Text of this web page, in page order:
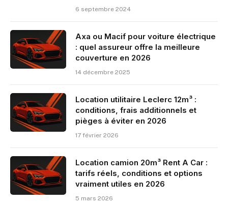
6 septembre 2024
Axa ou Macif pour voiture électrique
: quel assureur offre la meilleure
couverture en 2026
14 décembre 2025
Location utilitaire Leclerc 12m³ :
conditions, frais additionnels et
pièges à éviter en 2026
17 février 2026
Location camion 20m³ Rent A Car :
tarifs réels, conditions et options
vraiment utiles en 2026
5 mars 2026